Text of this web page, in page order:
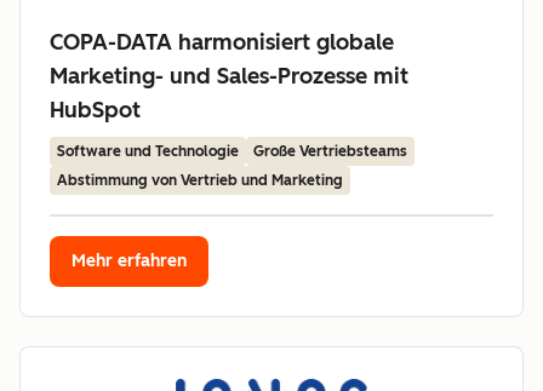
COPA-DATA harmonisiert globale
Marketing- und Sales-Prozesse mit
HubSpot
Software und Technologie
Große Vertriebsteams
Abstimmung von Vertrieb und Marketing
Mehr erfahren